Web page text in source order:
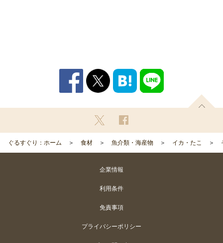
ぐるすぐり：ホーム 食材 魚介類・海産物 イカ・たこ
企業情報
利用条件
免責事項
プライバシーポリシー